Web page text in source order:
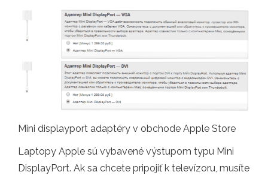
Mini displayport adaptéry v obchode Apple Store
Laptopy Apple sú vybavené výstupom typu Mini
DisplayPort. Ak sa chcete pripojiť k televízoru, musíte